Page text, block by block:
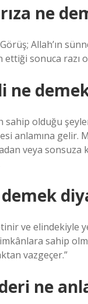
ne
Allah’ın
ettiği sonuca
ne
olduğu
anlamına gelir.
veya sonsuza
ve elindekiyle
sahip
vazgeçer.”
ne